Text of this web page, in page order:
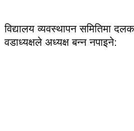
विद्यालय व्यवस्थापन समितिमा
वडाध्यक्षले अध्यक्ष बन्न नपाइने: